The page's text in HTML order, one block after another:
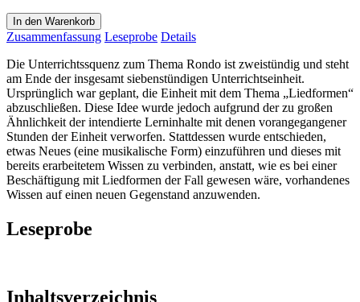
In den Warenkorb
Zusammenfassung Leseprobe Details
Die Unterrichtssquenz zum Thema Rondo ist zweistündig und steht
am Ende der insgesamt siebenstündigen Unterrichtseinheit.
Ursprünglich war geplant, die Einheit mit dem Thema „Liedformen“
abzuschließen. Diese Idee wurde jedoch aufgrund der zu großen
Ähnlichkeit der intendierte Lerninhalte mit denen vorangegangener
Stunden der Einheit verworfen. Stattdessen wurde entschieden,
etwas Neues (eine musikalische Form) einzuführen und dieses mit
bereits erarbeitetem Wissen zu verbinden, anstatt, wie es bei einer
Beschäftigung mit Liedformen der Fall gewesen wäre, vorhandenes
Wissen auf einen neuen Gegenstand anzuwenden.
Leseprobe
Inhaltsverzeichnis